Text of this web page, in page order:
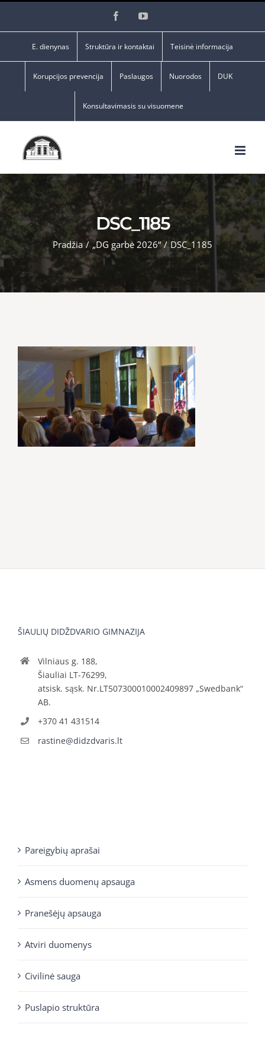
FacebookYouTube
E. dienynas Struktūra ir kontaktai Teisinė informacija
Korupcijos prevencija Paslaugos Nuorodos DUK
Konsultavimasis su visuomene
DSC_1185
Pradžia / „DG garbė 2026“ / DSC_1185
ŠIAULIŲ DIDŽDVARIO GIMNAZIJA
Vilniaus g. 188,
Šiauliai LT-76299,
atsisk. sąsk. Nr.LT507300010002409897 „Swedbank“
AB.
+370 41 431514
rastine@didzdvaris.lt
Pareigybių aprašai
Asmens duomenų apsauga
Pranešėjų apsauga
Atviri duomenys
Civilinė sauga
Puslapio struktūra